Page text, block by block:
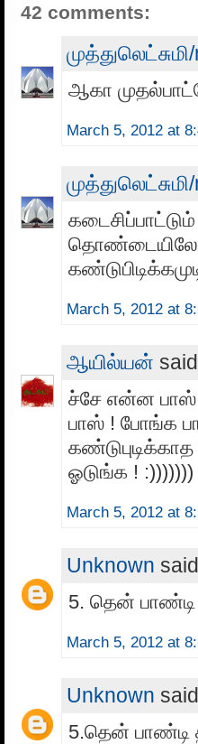
42 comments:
ஆகா
March 5, 2012 at
தொண்டையிலே
March 5, 2012 at
ஆயில்யன்
ச்சே என்ன பாஸ்
பாஸ் ! போங்க
கண்டுபுடிக்காத
ஓடுங்க ! :)))))))
March 5, 2012 at
Unknown
5. தென் பாண்டி
March 5, 2012 at
Unknown
5.தென் பாண்டி